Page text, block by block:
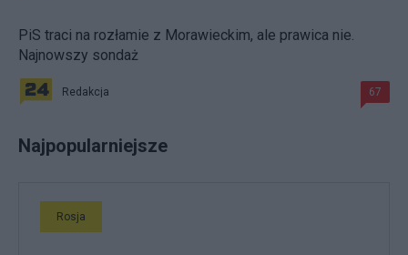
PiS traci na rozłamie z Morawieckim, ale prawica nie.
Najnowszy sondaż
Redakcja 67
Najpopularniejsze
Rosja